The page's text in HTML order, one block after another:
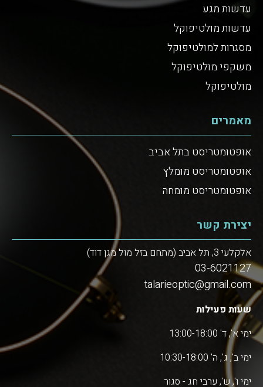
עדשות מגע
עדשות מולטיפוקל
מסגרות למולטיפוקל
משקפי מולטיפוקל
מולטיפוקל
מאמרים
אופטומטריסט בתל אביב
אופטומטריסט מומלץ
אופטומטריסט מומחה
יצירת קשר
אלקלעי 3, תל אביב (מתחם בזל מול מגן דוד)
03-6021127
talarieoptic@gmail.com
שעות פעילות
ימי א', ד' 13:00-18:00
ימי ב', ג', ה' 10:30-18:00
ימי ו', ש', ערבי חג - סגור